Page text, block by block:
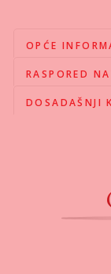
OPĆE
RASPORED
DOSADAŠNJI